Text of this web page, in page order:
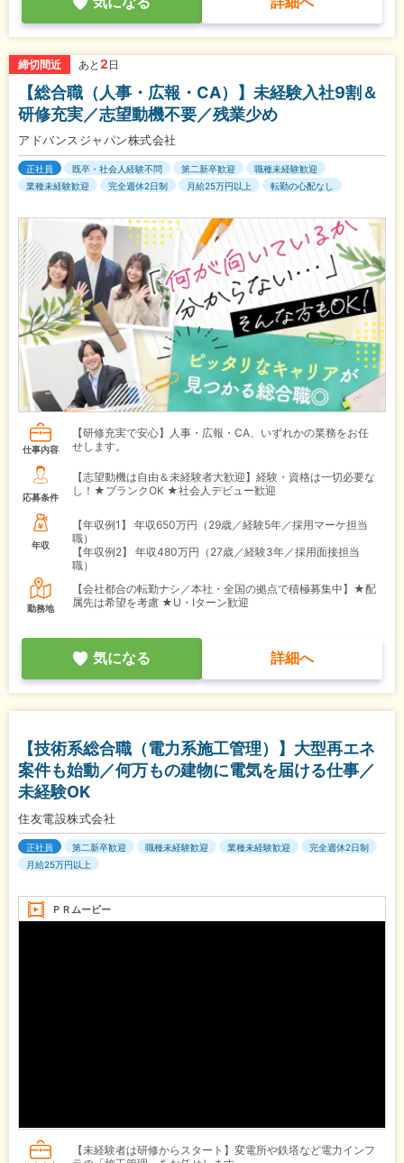
締切間近 あと 2 日
【総合職（人事・広報・CA）】未経験入社9割＆
研修充実／志望動機不要／残業少め
アドバンスジャパン株式会社
正社員 既卒・社会人経験不問 第二新卒歓迎
職種未経験歓迎
業種未経験歓迎
完全週休2日制 月給25万円以上 転勤の心配なし
仕事内容
【研修充実で安心】人事・広報・CA、いずれかの業務をお任
せします。
応募条件
【志望動機は自由＆未経験者大歓迎】経験・資格は一切必要な
し！★ブランクOK ★社会人デビュー歓迎
年収
【年収例1】
年収650万円（29歳／経験5年／採用マーケ担当
職）
【年収例2】
年収480万円（27歳／経験3年／採用面接担当
職）
勤務地
【会社都合の転勤ナシ／本社・全国の拠点で積極募集中】★配
属先は希望を考慮 ★U・Iターン歓迎
気になる 詳細へ
【技術系総合職（電力系施工管理）】大型再エネ
案件も始動／何万もの建物に電気を届ける仕事／
未経験OK
住友電設株式会社
正社員 第二新卒歓迎 職種未経験歓迎 業種未経験歓迎
完全週休2日制
月給25万円以上
ＰＲムービー
【未経験者は研修からスタート】変電所や鉄塔など電力インフ